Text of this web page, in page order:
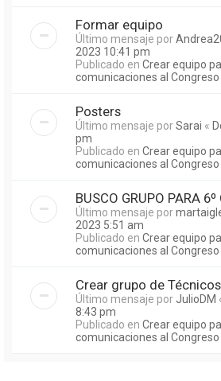
Formar equipo
Último mensaje por
2023 10:41 pm
Publicado en Crear equipo
comunicaciones al
Posters
Último mensaje porSarai «
pm
Publicado en Crear equipo
comunicaciones al
BUSCO GRUPO PARA 6º
Último mensaje por
2023 5:51 am
Publicado en Crear equipo
comunicaciones al
Crear grupo de
Último mensaje por JulioDM
8:43 pm
Publicado en Crear equipo
comunicaciones al